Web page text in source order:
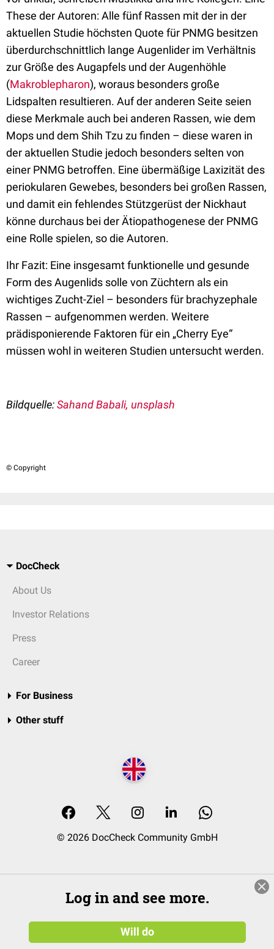
These der Autoren: Alle fünf Rassen mit der in der
aktuellen Studie höchsten Quote für PNMG besitzen
überdurchschnittlich lange Augenlider im Verhältnis
zur Größe des Augapfels und der Augenhöhle
(Makroblepharon), woraus besonders große
Lidspalten resultieren. Auf der anderen Seite seien
diese Merkmale auch bei anderen Rassen, wie dem
Mops und dem Shih Tzu zu finden – diese waren in
der aktuellen Studie jedoch besonders selten von
einer PNMG betroffen. Eine übermäßige Laxizität des
periokularen Gewebes, besonders bei großen Rassen,
und damit ein fehlendes Stützgerüst der Nickhaut
könne durchaus bei der Ätiopathogenese der PNMG
eine Rolle spielen, so die Autoren.
Ihr Fazit: Eine insgesamt funktionelle und gesunde
Form des Augenlids solle von Züchtern als ein
wichtiges Zucht-Ziel – besonders für brachyzephale
Rassen – aufgenommen werden. Weitere
prädisponierende Faktoren für ein „Cherry Eye“
müssen wohl in weiteren Studien untersucht werden.
Bildquelle:Sahand Babali, unsplash
© Copyright
DocCheck
About Us
Investor Relations
Press
Career
For Business
Other stuff
© 2026 DocCheck Community GmbH
Log in and see more.
Will do